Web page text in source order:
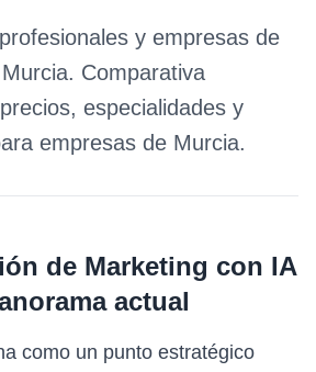
y empresas de
Murcia. Comparativa
especialidades y
empresas de Murcia.
de Marketing con IA
actual
como un punto estratégico